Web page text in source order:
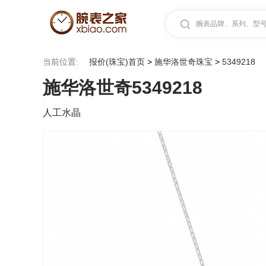
腕表品牌、系列、型
当前位置: 报价(珠宝)首页 > 施华洛世奇珠宝 > 5349218
施华洛世奇5349218
人工水晶